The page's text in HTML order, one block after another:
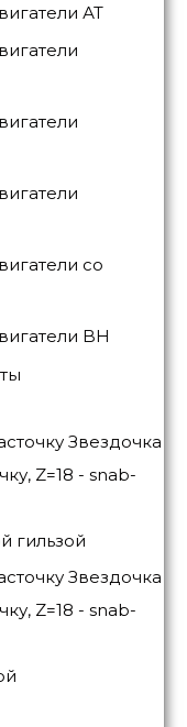
АТ
со
BH
гильзой